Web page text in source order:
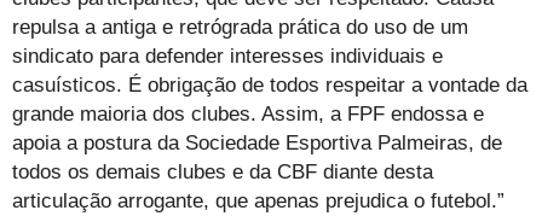
repulsa a antiga e retrógrada prática do uso de um
sindicato para defender interesses individuais e
casuísticos. É obrigação de todos respeitar a vontade da
grande maioria dos clubes. Assim, a FPF endossa e
apoia a postura da Sociedade Esportiva Palmeiras, de
todos os demais clubes e da CBF diante desta
articulação arrogante, que apenas prejudica o futebol.”